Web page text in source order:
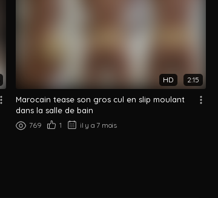
HD 2:15
Marocain tease son gros cul en slip moulant
dans la salle de bain
769 1 il y a 7 mois